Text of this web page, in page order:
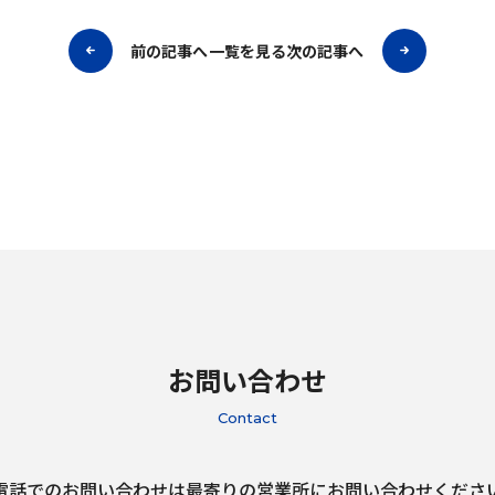
前の記事へ一覧を見る次の記事へ
お問い合わせ
Contact
話でのお問い合わせは最寄りの営業所にお問い合わせくださ